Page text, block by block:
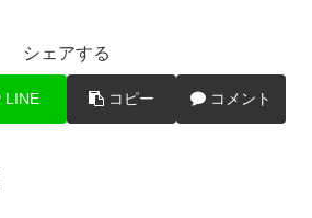
シェアする
LINE コピー コメント